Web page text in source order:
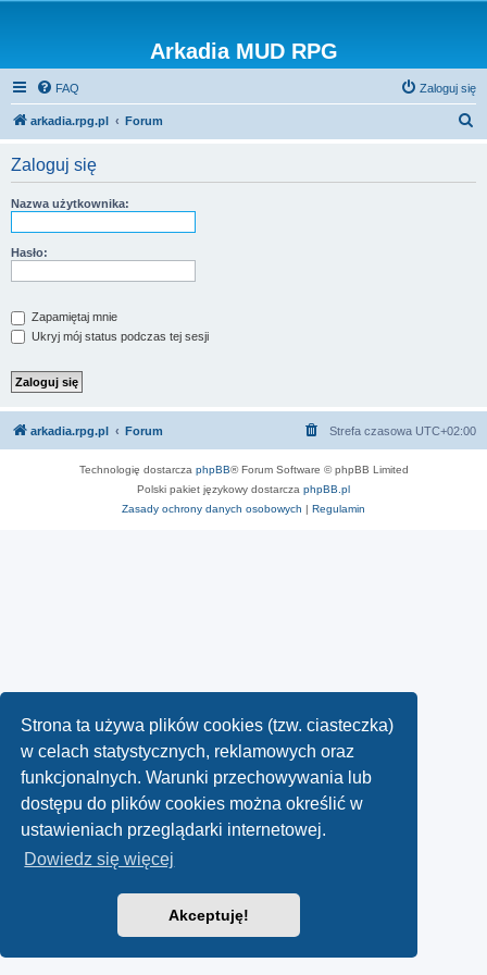
Strona ta używa plików cookies (tzw. ciasteczka)
w celach statystycznych, reklamowych oraz
funkcjonalnych. Warunki przechowywania lub
dostępu do plików cookies można określić w
ustawieniach przeglądarki internetowej.
Dowiedz się więcej
Akceptuję!
Arkadia MUD RPG
FAQ Zaloguj się
arkadia.rpg.pl Forum
Zaloguj się
Nazwa użytkownika:
Hasło:
Zapamiętaj mnie
Ukryj mój status podczas tej sesji
arkadia.rpg.pl Forum Strefa czasowa UTC+02:00
Technologię dostarcza phpBB® Forum Software © phpBB Limited
Polski pakiet językowy dostarcza phpBB.pl
Zasady ochrony danych osobowych | Regulamin